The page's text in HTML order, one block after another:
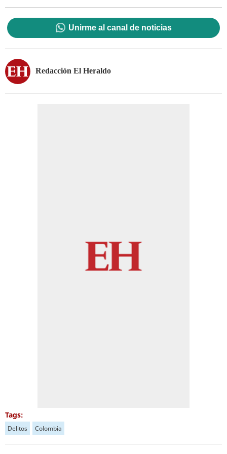
Unirme al canal de noticias
Redacción El Heraldo
Tags:
Delitos Colombia